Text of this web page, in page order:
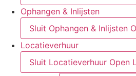
Ophangen & Inlijsten
Sluit Ophangen & Inlijsten
Locatieverhuur
Sluit Locatieverhuur Open